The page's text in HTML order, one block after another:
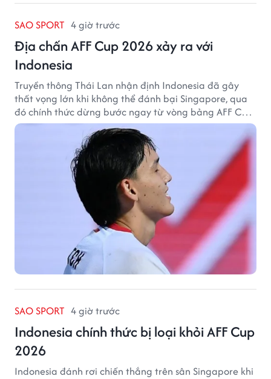
SAO SPORT 4 giờ trước
Địa chấn AFF Cup 2026 xảy ra với
Indonesia
Truyền thông Thái Lan nhận định Indonesia đã gây
thất vọng lớn khi không thể đánh bại Singapore, qua
đó chính thức dừng bước ngay từ vòng bảng AFF Cup
2026.
SAO SPORT 4 giờ trước
Indonesia chính thức bị loại khỏi AFF Cup
2026
Indonesia đánh rơi chiến thắng trên sân Singapore khi